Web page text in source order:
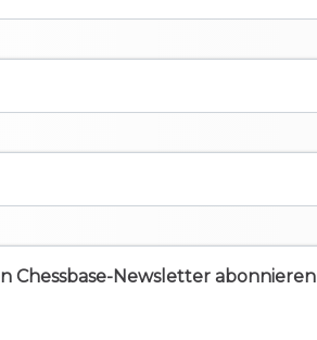
Chessbase-Newsletter abonnieren